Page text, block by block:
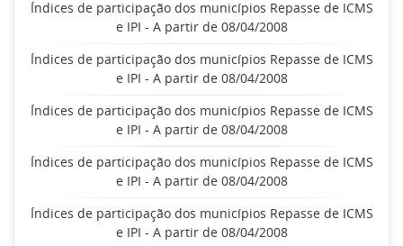
Índices de participação dos municípios Repasse de ICMS
e IPI - A partir de 08/04/2008
Índices de participação dos municípios Repasse de ICMS
e IPI - A partir de 08/04/2008
Índices de participação dos municípios Repasse de ICMS
e IPI - A partir de 08/04/2008
Índices de participação dos municípios Repasse de ICMS
e IPI - A partir de 08/04/2008
Índices de participação dos municípios Repasse de ICMS
e IPI - A partir de 08/04/2008